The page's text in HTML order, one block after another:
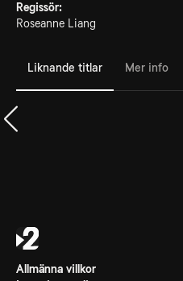
Regissör:
Roseanne Liang
Liknande titlar Mer info
Allmänna villkor